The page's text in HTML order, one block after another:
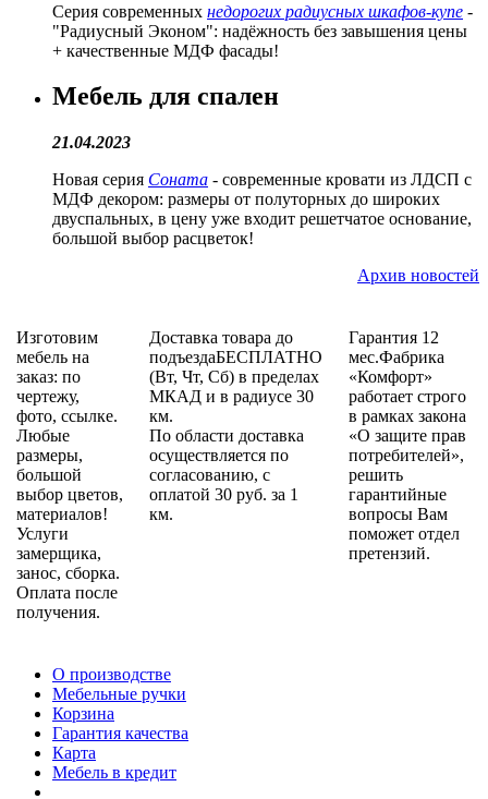
Серия современных недорогих радиусных шкафов-купе -
"Радиусный Эконом": надёжность без завышения цены
+ качественные МДФ фасады!
Мебель для спален
21.04.2023
Новая серия Соната - современные кровати из ЛДСП с
МДФ декором: размеры от полуторных до широких
двуспальных, в цену уже входит решетчатое основание,
большой выбор расцветок!
Архив новостей
Изготовим
мебель на
заказ: по
чертежу,
фото, ссылке.
Любые
размеры,
большой
выбор цветов,
материалов!
Услуги
замерщика,
занос, сборка.
Оплата после
получения.
Доставка товара до
подъездаБЕСПЛАТНО
(Вт, Чт, Сб) в пределах
МКАД и в радиусе 30
км.
По области доставка
осуществляется по
согласованию, с
оплатой 30 руб. за 1
км.
Гарантия 12
мес.Фабрика
«Комфорт»
работает строго
в рамках закона
«О защите прав
потребителей»,
решить
гарантийные
вопросы Вам
поможет отдел
претензий.
О производстве
Мебельные ручки
Корзина
Гарантия качества
Карта
Мебель в кредит